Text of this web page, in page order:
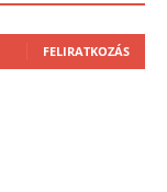
FELIRATKOZÁS